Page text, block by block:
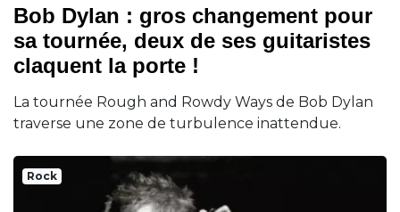
Bob Dylan : gros changement pour
sa tournée, deux de ses guitaristes
claquent la porte !
La tournée Rough and Rowdy Ways de Bob Dylan
traverse une zone de turbulence inattendue.
Rock